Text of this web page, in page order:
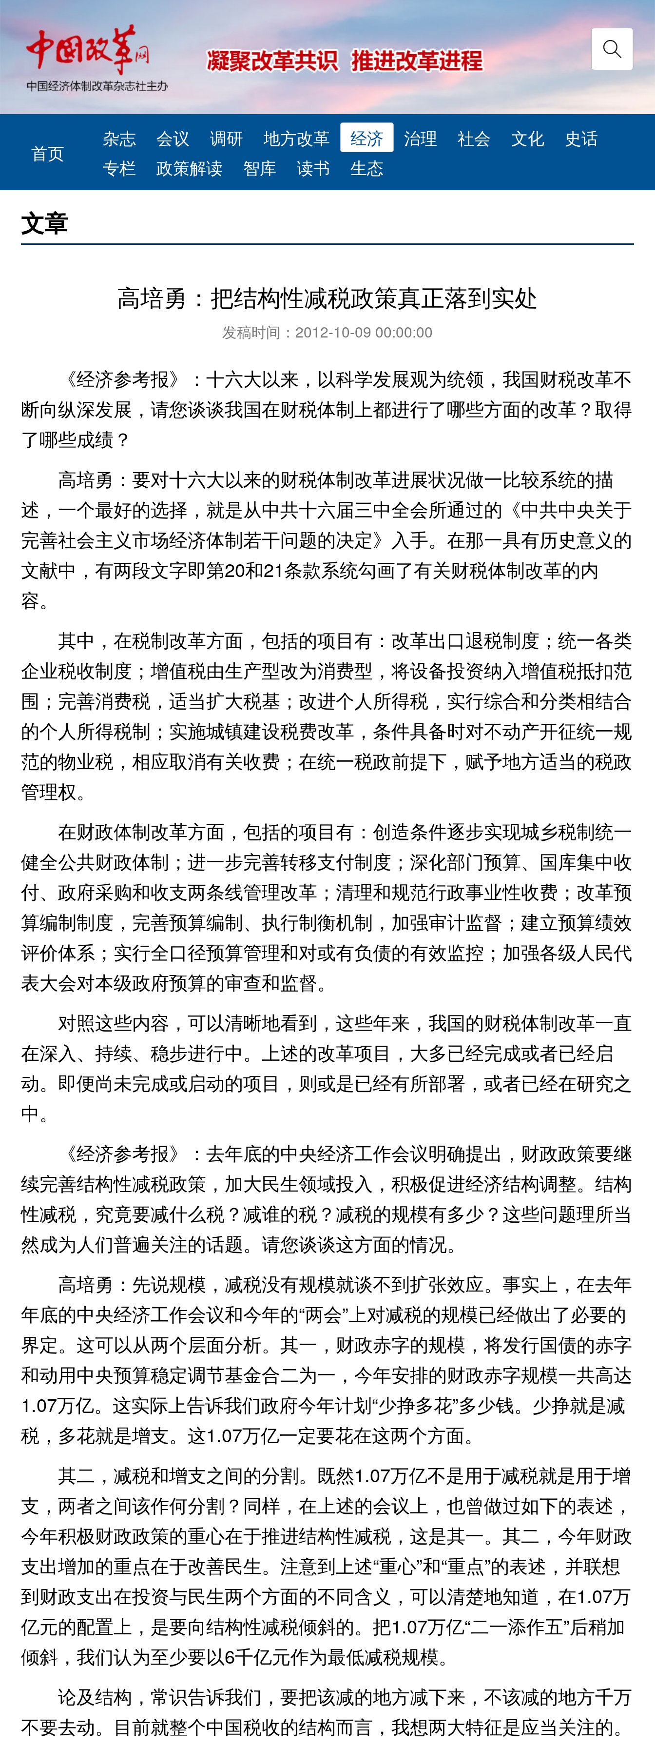
首页
杂志 会议 调研 地方改革 经济 治理 社会 文化
史话
专栏
政策解读 智库 读书 生态
文章
高培勇：把结构性减税政策真正落到实处
发稿时间：2012-10-09 00:00:00
《经济参考报》：十六大以来，以科学发展观为统领，我国财税改革不
断向纵深发展，请您谈谈我国在财税体制上都进行了哪些方面的改革？取得
了哪些成绩？
高培勇：要对十六大以来的财税体制改革进展状况做一比较系统的描
述，一个最好的选择，就是从中共十六届三中全会所通过的《中共中央关于
完善社会主义市场经济体制若干问题的决定》入手。在那一具有历史意义的
文献中，有两段文字即第20和21条款系统勾画了有关财税体制改革的内
容。
其中，在税制改革方面，包括的项目有：改革出口退税制度；统一各类
企业税收制度；增值税由生产型改为消费型，将设备投资纳入增值税抵扣范
围；完善消费税，适当扩大税基；改进个人所得税，实行综合和分类相结合
的个人所得税制；实施城镇建设税费改革，条件具备时对不动产开征统一规
范的物业税，相应取消有关收费；在统一税政前提下，赋予地方适当的税政
管理权。
在财政体制改革方面，包括的项目有：创造条件逐步实现城乡税制统一
健全公共财政体制；进一步完善转移支付制度；深化部门预算、国库集中收
付、政府采购和收支两条线管理改革；清理和规范行政事业性收费；改革预
算编制制度，完善预算编制、执行制衡机制，加强审计监督；建立预算绩效
评价体系；实行全口径预算管理和对或有负债的有效监控；加强各级人民代
表大会对本级政府预算的审查和监督。
对照这些内容，可以清晰地看到，这些年来，我国的财税体制改革一直
在深入、持续、稳步进行中。上述的改革项目，大多已经完成或者已经启
动。即便尚未完成或启动的项目，则或是已经有所部署，或者已经在研究之
中。
《经济参考报》：去年底的中央经济工作会议明确提出，财政政策要继
续完善结构性减税政策，加大民生领域投入，积极促进经济结构调整。结构
性减税，究竟要减什么税？减谁的税？减税的规模有多少？这些问题理所当
然成为人们普遍关注的话题。请您谈谈这方面的情况。
高培勇：先说规模，减税没有规模就谈不到扩张效应。事实上，在去年
年底的中央经济工作会议和今年的“两会”上对减税的规模已经做出了必要的
界定。这可以从两个层面分析。其一，财政赤字的规模，将发行国债的赤字
和动用中央预算稳定调节基金合二为一，今年安排的财政赤字规模一共高达
1.07万亿。这实际上告诉我们政府今年计划“少挣多花”多少钱。少挣就是减
税，多花就是增支。这1.07万亿一定要花在这两个方面。
其二，减税和增支之间的分割。既然1.07万亿不是用于减税就是用于增
支，两者之间该作何分割？同样，在上述的会议上，也曾做过如下的表述，
今年积极财政政策的重心在于推进结构性减税，这是其一。其二，今年财政
支出增加的重点在于改善民生。注意到上述“重心”和“重点”的表述，并联想
到财政支出在投资与民生两个方面的不同含义，可以清楚地知道，在1.07万
亿元的配置上，是要向结构性减税倾斜的。把1.07万亿“二一添作五”后稍加
倾斜，我们认为至少要以6千亿元作为最低减税规模。
论及结构，常识告诉我们，要把该减的地方减下来，不该减的地方千万
不要去动。目前就整个中国税收的结构而言，我想两大特征是应当关注的。